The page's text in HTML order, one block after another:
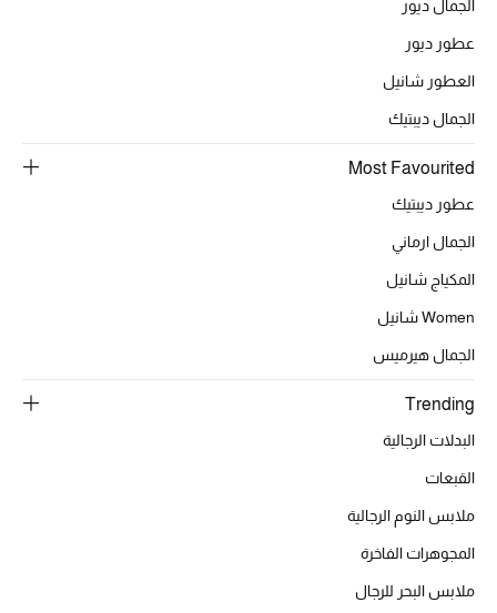
المكياج
مستحضرات الاستحمام والعناية بالجسم
الصحة والعافية
هدايا
الجمال في بلوميز
دليل مستلزمات الجمال
الجمال ديور
عطور ديور
العطور شانيل
الجمال ديبتيك
Most Favourited
عطور ديبتيك
الجمال ارماني
المكياج شانيل
Women شانيل
الجمال هيرميس
Trending
البدلات الرجالية
القبعات
ملابس النوم الرجالية
المجوهرات الفاخرة
ملابس البحر للرجال